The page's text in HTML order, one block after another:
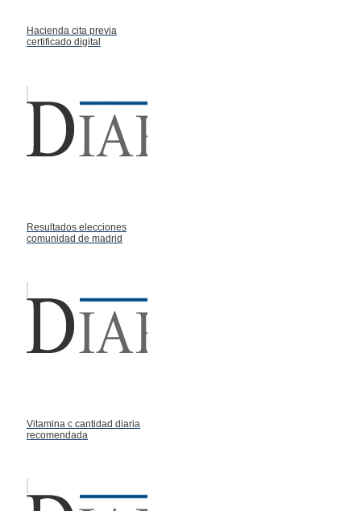
Hacienda cita previa
certificado digital
Resultados elecciones
comunidad de madrid
Vitamina c cantidad diaria
recomendada